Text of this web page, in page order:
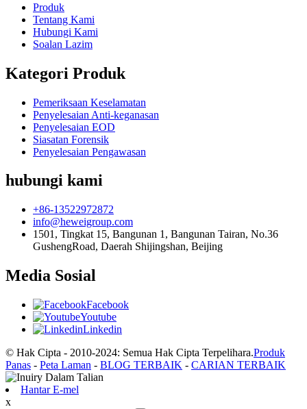
Produk
Tentang Kami
Hubungi Kami
Soalan Lazim
Kategori Produk
Pemeriksaan Keselamatan
Penyelesaian Anti-keganasan
Penyelesaian EOD
Siasatan Forensik
Penyelesaian Pengawasan
hubungi kami
+86-13522972872
info@heweigroup.com
1501, Tingkat 15, Bangunan 1, Bangunan Tairan, No.36
GushengRoad, Daerah Shijingshan, Beijing
Media Sosial
Facebook
Youtube
Linkedin
© Hak Cipta - 2010-2024: Semua Hak Cipta Terpelihara.Produk
Panas - Peta Laman - BLOG TERBAIK - CARIAN TERBAIK
Hantar E-mel
x